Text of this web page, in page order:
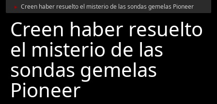
► Creen haber resuelto el misterio de las sondas gemelas Pioneer
Creen haber resuelto
el misterio de las
sondas gemelas
Pioneer